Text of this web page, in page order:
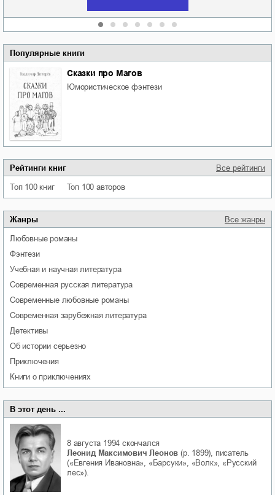
Популярные книги
Сказки про Магов
юмористическое фэнтези
Рейтинги книг Все рейтинги
Топ 100 книг Топ 100 авторов
Жанры Все жанры
любовные романы
фэнтези
учебная и научная литература
современная русская литература
современные любовные романы
современная зарубежная литература
детективы
об истории серьезно
приключения
книги о приключениях
В этот день ...
8 августа 1994 скончался
Леонид Максимович Леонов (р. 1899), писатель
(«Евгения Ивановна», «Барсуки», «Волк», «Русский
лес»).